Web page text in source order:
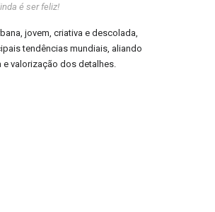
é ser feliz!
jovem, criativa e descolada,
tendências mundiais, aliando
valorização dos detalhes.